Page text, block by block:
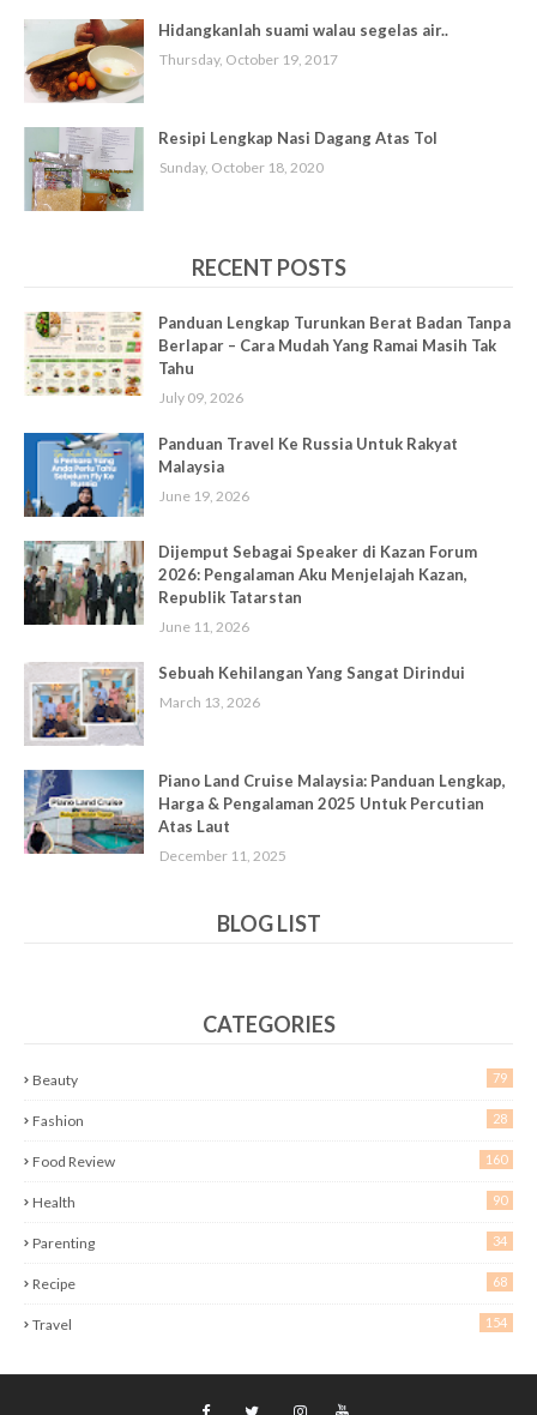
Hidangkanlah suami walau segelas air..
Thursday, October 19, 2017
Resipi Lengkap Nasi Dagang Atas Tol
Sunday, October 18, 2020
RECENT POSTS
Panduan Lengkap Turunkan Berat Badan Tanpa
Berlapar – Cara Mudah Yang Ramai Masih Tak
Tahu
July 09, 2026
Panduan Travel Ke Russia Untuk Rakyat
Malaysia
June 19, 2026
Dijemput Sebagai Speaker di Kazan Forum
2026: Pengalaman Aku Menjelajah Kazan,
Republik Tatarstan
June 11, 2026
Sebuah Kehilangan Yang Sangat Dirindui
March 13, 2026
Piano Land Cruise Malaysia: Panduan Lengkap,
Harga & Pengalaman 2025 Untuk Percutian
Atas Laut
December 11, 2025
BLOG LIST
CATEGORIES
Beauty 79
Fashion 28
Food Review 160
Health 90
Parenting 34
Recipe 68
Travel 154